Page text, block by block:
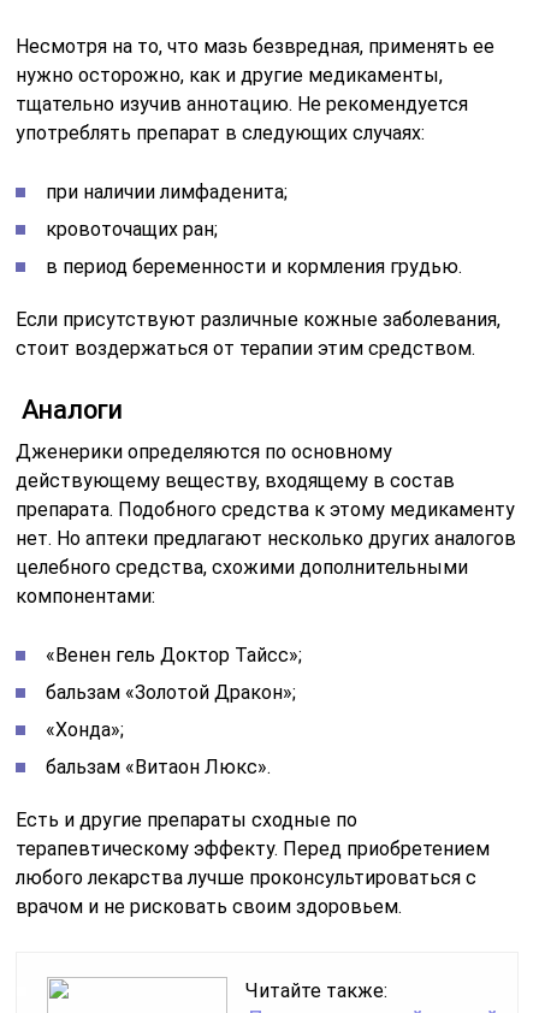
Несмотря на то, что мазь безвредная, применять ее
нужно осторожно, как и другие медикаменты,
тщательно изучив аннотацию. Не рекомендуется
употреблять препарат в следующих случаях:
при наличии лимфаденита;
кровоточащих ран;
в период беременности и кормления грудью.
Если присутствуют различные кожные заболевания,
стоит воздержаться от терапии этим средством.
Аналоги
Дженерики определяются по основному
действующему веществу, входящему в состав
препарата. Подобного средства к этому медикаменту
нет. Но аптеки предлагают несколько других аналогов
целебного средства, схожими дополнительными
компонентами:
«Венен гель Доктор Тайсс»;
бальзам «Золотой Дракон»;
«Хонда»;
бальзам «Витаон Люкс».
Есть и другие препараты сходные по
терапевтическому эффекту. Перед приобретением
любого лекарства лучше проконсультироваться с
врачом и не рисковать своим здоровьем.
Читайте также: